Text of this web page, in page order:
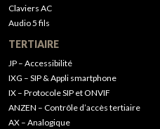
Claviers AC
Audio 5 fils
TERTIAIRE
JP – Accessibilité
IXG – SIP & Appli smartphone
IX – Protocole SIP et ONVIF
ANZEN – Contrôle d’accès tertiaire
AX – Analogique